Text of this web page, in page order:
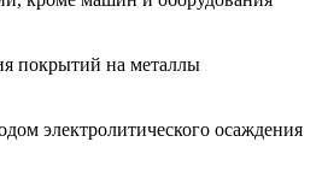
покрытий на металлы
электролитического осаждения